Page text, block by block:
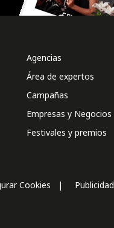
Agencias
Área de expertos
Campañas
Empresas y Negocios
Festivales y premios
Cookies
Publicidad